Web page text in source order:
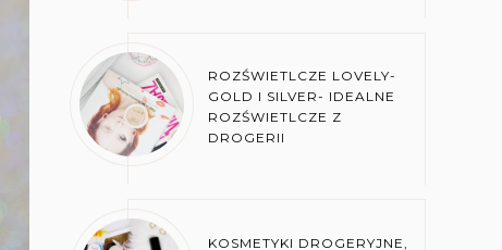
ROZŚWIETLCZE LOVELY-
GOLD I SILVER- IDEALNE
ROZŚWIETLCZE Z
DROGERII
KOSMETYKI DROGERYJNE,